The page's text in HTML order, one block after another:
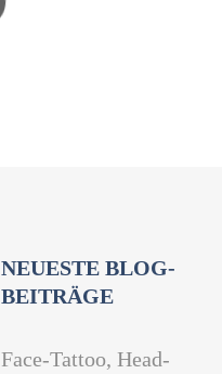
NEUESTE BLOG-
BEITRÄGE
Face-Tattoo, Head-